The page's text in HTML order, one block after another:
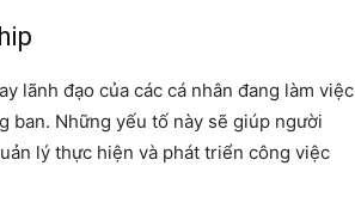
lãnh đạo của các cá nhân đang làm việc
ban. Những yếu tố này sẽ giúp người
lý thực hiện và phát triển công việc